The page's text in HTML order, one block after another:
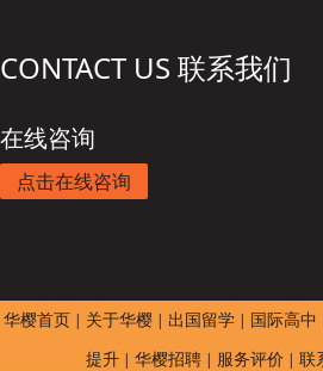
CONTACT US 联系我们
在线咨询
点击在线咨询
华樱首页 | 关于华樱 | 出国留学 | 国际高中
提升 | 华樱招聘 | 服务评价 | 联